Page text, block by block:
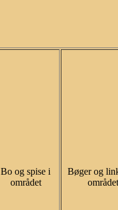
Bo og spise i
området
Bøger og
området